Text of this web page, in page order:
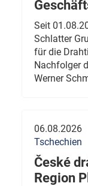
Seit
Schlatter
für die
Nachfolger
Werner
06.08.2026
Tschechien
České
Region